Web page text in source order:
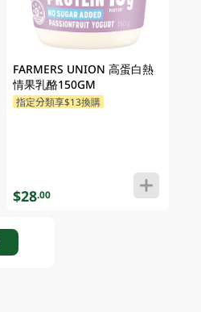
FARMERS UNION 高蛋白熱
情果乳酪150GM
指定分類享$13換購
$28.00